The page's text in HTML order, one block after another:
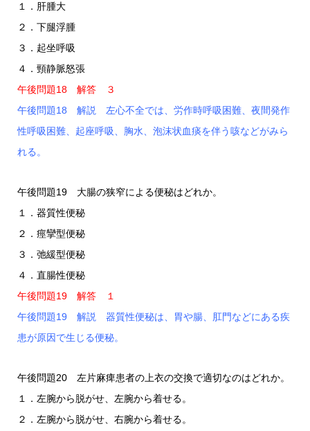
１．肝腫大
２．下腿浮腫
３．起坐呼吸
４．頸静脈怒張
午後問題18 解答 ３
午後問題18 解説 左心不全では、労作時呼吸困難、夜間発作
性呼吸困難、起座呼吸、胸水、泡沫状血痰を伴う咳などがみら
れる。
午後問題19 大腸の狭窄による便秘はどれか。
１．器質性便秘
２．痙攣型便秘
３．弛緩型便秘
４．直腸性便秘
午後問題19 解答 １
午後問題19 解説 器質性便秘は、胃や腸、肛門などにある疾
患が原因で生じる便秘。
午後問題20 左片麻痺患者の上衣の交換で適切なのはどれか。
１．左腕から脱がせ、左腕から着せる。
２．左腕から脱がせ、右腕から着せる。